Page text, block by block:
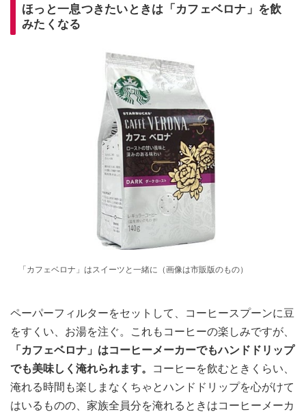
ほっと一息つきたいときは「カフェベロナ」を飲
みたくなる
「カフェベロナ」はスイーツと一緒に（画像は市販版のもの）
ペーパーフィルターをセットして、コーヒースプーンに豆
をすくい、お湯を注ぐ。これもコーヒーの楽しみですが、
「カフェベロナ」はコーヒーメーカーでもハンドドリップ
でも美味しく淹れられます。
コーヒーを飲むときくらい、
淹れる時間も楽しまなくちゃとハンドドリップを心がけて
はいるものの、家族全員分を淹れるときはコーヒーメーカ